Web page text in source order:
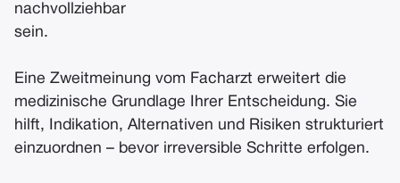
nachvollziehbar
sein.
Eine Zweitmeinung vom Facharzt erweitert die
medizinische Grundlage Ihrer Entscheidung. Sie
hilft, Indikation, Alternativen und Risiken strukturiert
einzuordnen – bevor irreversible Schritte erfolgen.